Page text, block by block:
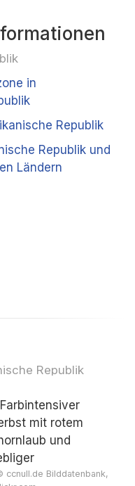
in
Republik
Republik und
Ländern
Republik
ccnull.de Bilddatenbank,